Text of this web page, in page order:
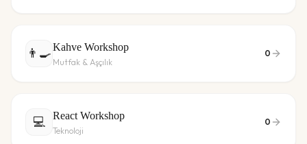
👨‍🍳Kahve Workshop
Mutfak & Aşçılık
0
💻 React Workshop
Teknoloji
0